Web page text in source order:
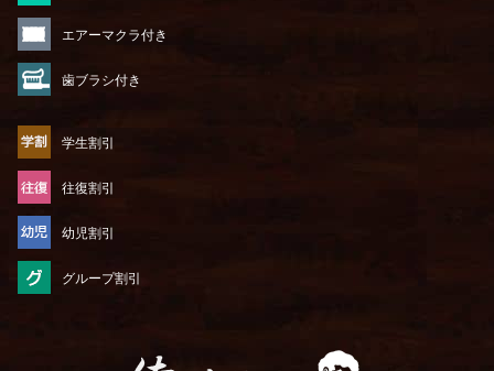
エアーマクラ付き
歯ブラシ付き
学生割引
往復割引
幼児割引
グループ割引